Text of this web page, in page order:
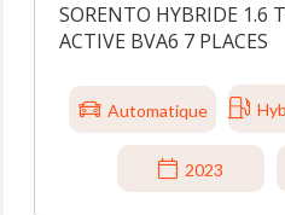
SORENTO HYBRIDE 1.6
ACTIVE BVA6 7 PLACES
Automatique
2023